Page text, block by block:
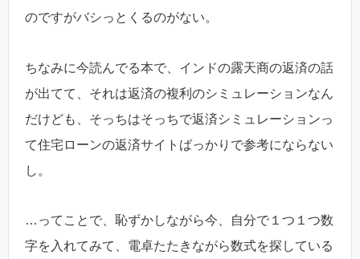
のですがバシっとくるのがない。
ちなみに今読んでる本で、インドの露天商の返済の話
が出てて、それは返済の複利のシミュレーションなん
だけども、そっちはそっちで返済シミュレーションっ
て住宅ローンの返済サイトばっかりで参考にならない
し。
…ってことで、恥ずかしながら今、自分で１つ１つ数
字を入れてみて、電卓たたきながら数式を探している